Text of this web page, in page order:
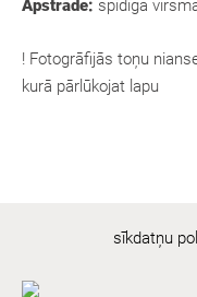
Apstrāde: spīdīga
! Fotogrāfijās toņu
kurā pārlūkojat lapu
sīkdatņu